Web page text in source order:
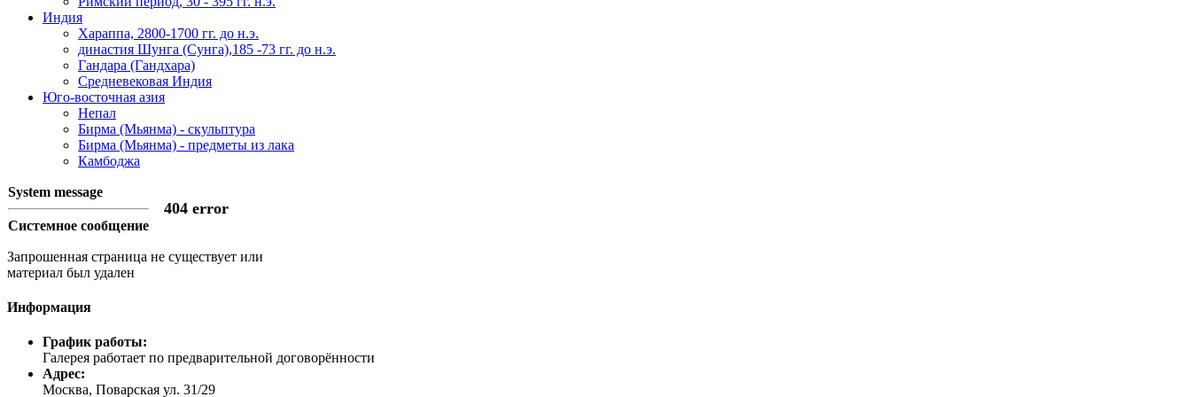
Индия
Хараппа, 2800-1700 гг. до н.э.
династия Шунга (Сунга),185 -73 гг. до н.э.
Гандара (Гандхара)
Средневековая Индия
Юго-восточная азия
Непал
Бирма (Мьянма) - скульптура
Бирма (Мьянма) - предметы из лака
Камбоджа
System message
404 error
Системное сообщение
Запрошенная страница не существует или
материал был удален
Информация
График работы:
Галерея работает по предварительной договорённости
Адрес:
Москва, Поварская ул. 31/29